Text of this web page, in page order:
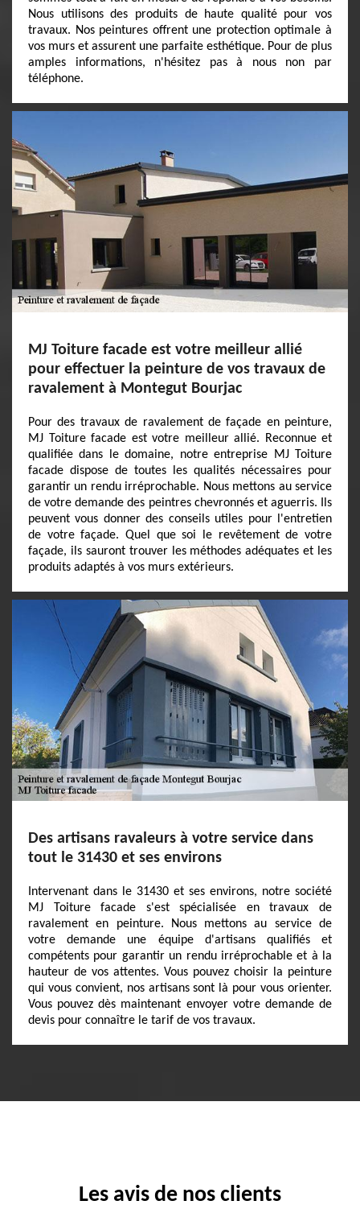
Nous utilisons des produits de haute qualité pour vos
travaux. Nos peintures offrent une protection optimale à
vos murs et assurent une parfaite esthétique. Pour de plus
amples informations, n'hésitez pas à nous non par
téléphone.
MJ Toiture facade est votre meilleur allié
pour effectuer la peinture de vos travaux de
ravalement à Montegut Bourjac
Pour des travaux de ravalement de façade en peinture,
MJ Toiture facade est votre meilleur allié. Reconnue et
qualifiée dans le domaine, notre entreprise MJ Toiture
facade dispose de toutes les qualités nécessaires pour
garantir un rendu irréprochable. Nous mettons au service
de votre demande des peintres chevronnés et aguerris. Ils
peuvent vous donner des conseils utiles pour l'entretien
de votre façade. Quel que soi le revêtement de votre
façade, ils sauront trouver les méthodes adéquates et les
produits adaptés à vos murs extérieurs.
Des artisans ravaleurs à votre service dans
tout le 31430 et ses environs
Intervenant dans le 31430 et ses environs, notre société
MJ Toiture facade s'est spécialisée en travaux de
ravalement en peinture. Nous mettons au service de
votre demande une équipe d'artisans qualifiés et
compétents pour garantir un rendu irréprochable et à la
hauteur de vos attentes. Vous pouvez choisir la peinture
qui vous convient, nos artisans sont là pour vous orienter.
Vous pouvez dès maintenant envoyer votre demande de
devis pour connaître le tarif de vos travaux.
Les avis de nos clients